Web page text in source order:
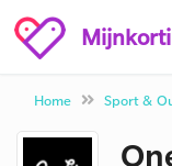
Home Sport &